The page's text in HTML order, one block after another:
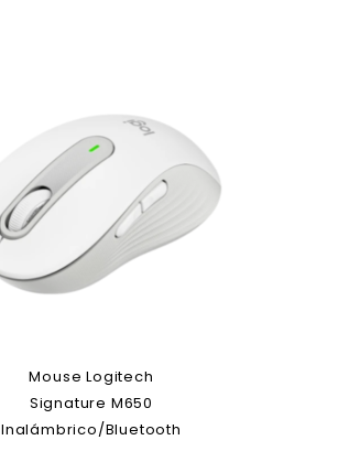
Mouse Logitech
Signature M650
Inalámbrico/Bluetooth